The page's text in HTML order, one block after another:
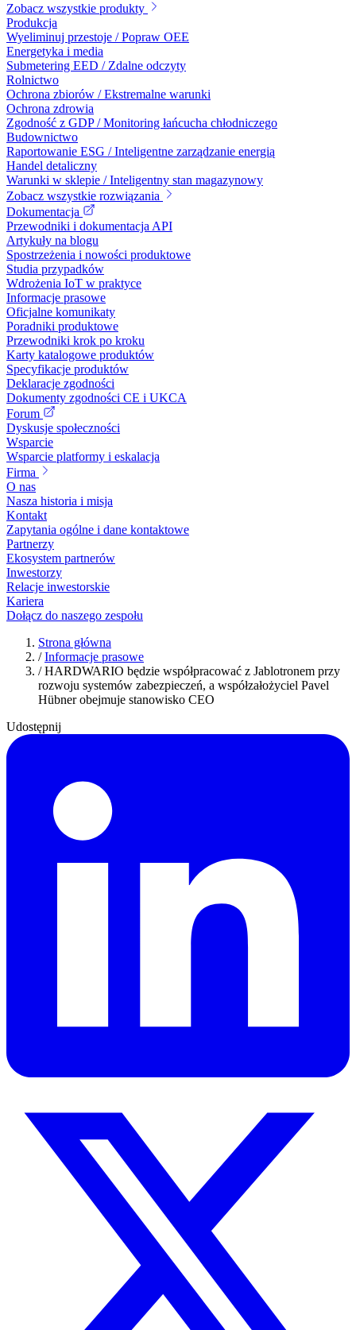
Zobacz wszystkie produkty
Produkcja
Wyeliminuj przestoje / Popraw OEE
Energetyka i media
Submetering EED / Zdalne odczyty
Rolnictwo
Ochrona zbiorów / Ekstremalne warunki
Ochrona zdrowia
Zgodność z GDP / Monitoring łańcucha chłodniczego
Budownictwo
Raportowanie ESG / Inteligentne zarządzanie energią
Handel detaliczny
Warunki w sklepie / Inteligentny stan magazynowy
Zobacz wszystkie rozwiązania
Dokumentacja
Przewodniki i dokumentacja API
Artykuły na blogu
Spostrzeżenia i nowości produktowe
Studia przypadków
Wdrożenia IoT w praktyce
Informacje prasowe
Oficjalne komunikaty
Poradniki produktowe
Przewodniki krok po kroku
Karty katalogowe produktów
Specyfikacje produktów
Deklaracje zgodności
Dokumenty zgodności CE i UKCA
Forum
Dyskusje społeczności
Wsparcie
Wsparcie platformy i eskalacja
Firma
O nas
Nasza historia i misja
Kontakt
Zapytania ogólne i dane kontaktowe
Partnerzy
Ekosystem partnerów
Inwestorzy
Relacje inwestorskie
Kariera
Dołącz do naszego zespołu
Strona główna
/ Informacje prasowe
/ HARDWARIO będzie współpracować z Jablotronem przy
rozwoju systemów zabezpieczeń, a współzałożyciel Pavel
Hübner obejmuje stanowisko CEO
Udostępnij